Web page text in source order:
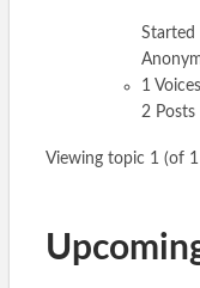
Started
1 Voices
2 Posts
Viewing topic 1 (of